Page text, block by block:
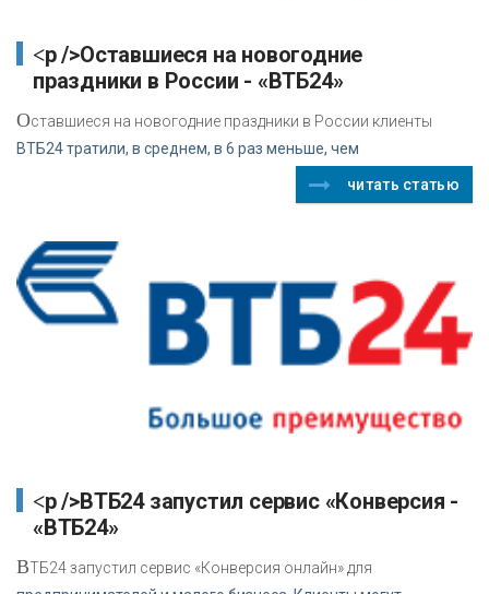
<p />Оставшиеся на новогодние
праздники в России - «ВТБ24»
Оставшиеся на новогодние праздники в России клиенты
ВТБ24 тратили, в среднем, в 6 раз меньше, чем
читать статью
<p />ВТБ24 запустил сервис «Конверсия -
«ВТБ24»
ВТБ24 запустил сервис «Конверсия онлайн» для